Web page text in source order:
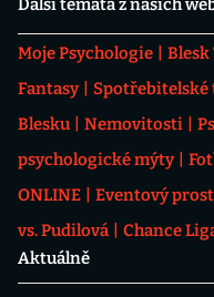
Další témata z našich
Moje Psychologie Blesk
Fantasy
Spotřebitelské
Blesku
Nemovitosti
psychologické mýty
ONLINE
Eventový
vs. Pudilová
Chance
Aktuálně